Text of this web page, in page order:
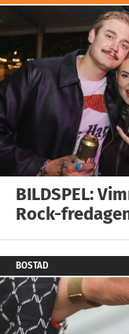
BILDSPEL:
Rock-
BOSTAD